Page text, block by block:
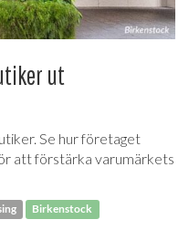
ut
Se hur företaget
att förstärka varumärkets
Birkenstock